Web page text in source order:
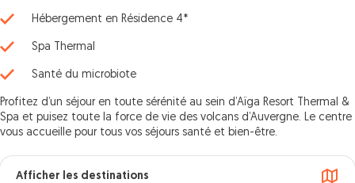
Hébergement en Résidence 4*
Spa Thermal
Santé du microbiote
Profitez d’un séjour en toute sérénité au sein d’Aïga Resort Thermal &
Spa et puisez toute la force de vie des volcans d’Auvergne. Le centre
vous accueille pour tous vos séjours santé et bien-être.
Afficher les destinations